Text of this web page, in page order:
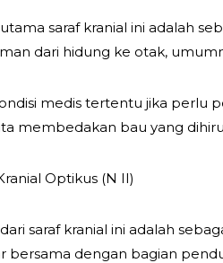
saraf kranial ini adalah
dari hidung ke otak,
medis tertentu jika perlu
membedakan bau yang
Optikus (N II)
saraf kranial ini adalah
bersama dengan bagian